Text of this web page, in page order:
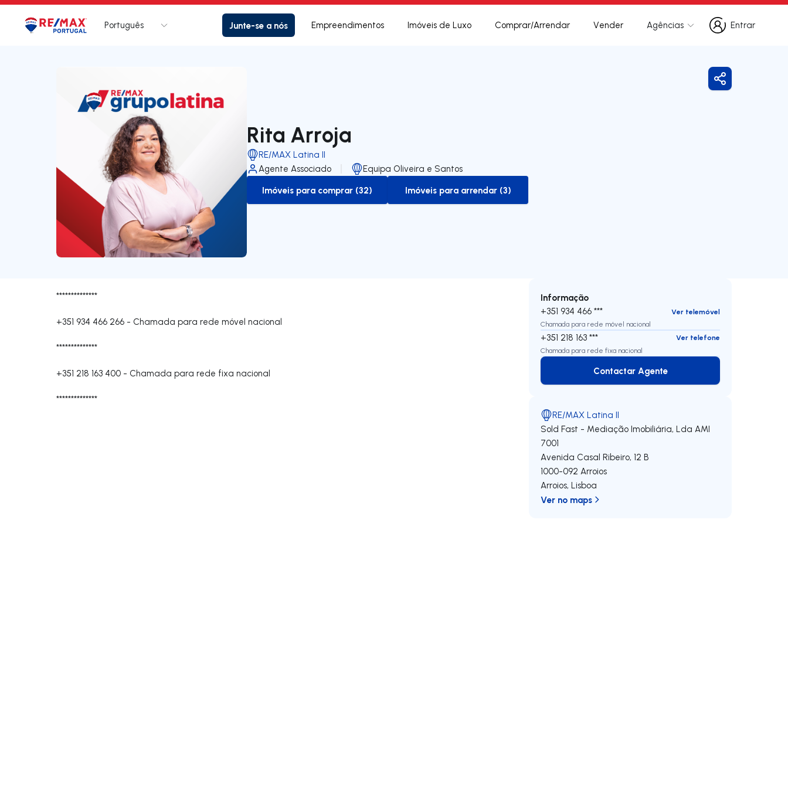
Logo Ir para página inicial
Português Junte-se a nós Empreendimentos Imóveis de Luxo Comprar/Arrendar Vender Agências
Entrar
Entrar
Rita Arroja
RE/MAX Latina II
Agente Associado
Equipa Oliveira e Santos
to-buy-listing
Imóveis para comprar (32)
to-rent-listing
Imóveis para arrendar (3)
Partilhar
**************
+351 934 466 266 - Chamada para rede móvel nacional
**************
+351 218 163 400 - Chamada para rede fixa nacional
**************
Informação
+351 934 466 ***
Ver telemóvel
Chamada para rede móvel nacional
+351 218 163 ***
Ver telefone
Chamada para rede fixa nacional
Contactar Agente
Contactar Agente
RE/MAX Latina II
Sold Fast - Mediação Imobiliária, Lda AMI
7001
Avenida Casal Ribeiro, 12 B
1000-092 Arroios
Arroios,Lisboa
Ver no maps